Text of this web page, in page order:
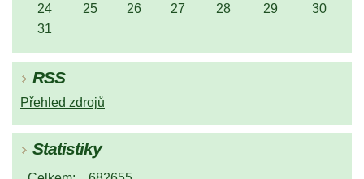
24
25 26 27 28 29
30
31
RSS
Přehled zdrojů
Statistiky